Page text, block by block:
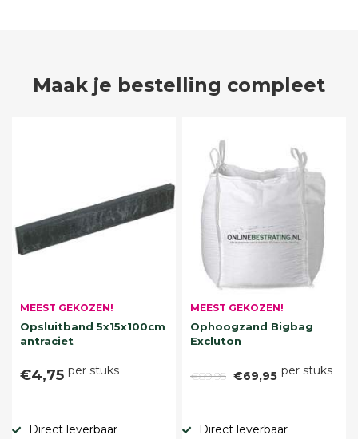
Maak je bestelling compleet
MEEST GEKOZEN!
Opsluitband 5x15x100cm
antraciet
€4,75 per stuks
Direct leverbaar
MEEST GEKOZEN!
Ophoogzand Bigbag
Excluton
€89,95 €69,95 per stuks
Direct leverbaar